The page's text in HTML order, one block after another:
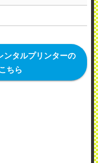
ンタルプリンターの
ちら